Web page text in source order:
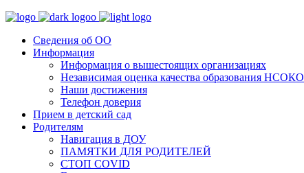
Сведения об ОО
Информация
Информация о вышестоящих организациях
Независимая оценка качества образования НСОКО
Наши достижения
Телефон доверия
Прием в детский сад
Родителям
Навигация в ДОУ
ПАМЯТКИ ДЛЯ РОДИТЕЛЕЙ
СТОП COVID